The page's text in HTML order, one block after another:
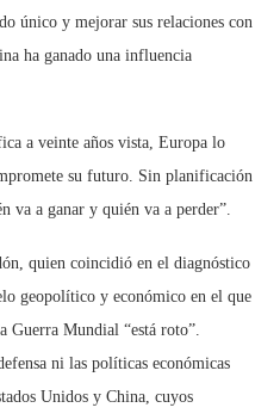
único y mejorar sus relaciones con
ha ganado una influencia
a veinte años vista, Europa lo
su futuro. Sin planificación
va a ganar y quién va a perder”.
quien coincidió en el diagnóstico
geopolítico y económico en el que
Guerra Mundial “está roto”.
ni las políticas económicas
Unidos y China, cuyos